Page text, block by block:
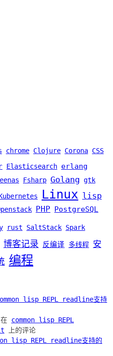
chrome Clojure Corona CSS
Elasticsearch erlang
Fsharp Golang gtk
Linux lisp
PHP PostgreSQL
rust SaltStack Spark
博客记录 反编译 多线程 安
编程
lisp REPL readline支持
common lisp REPL
上的评论
lisp REPL readline支持的